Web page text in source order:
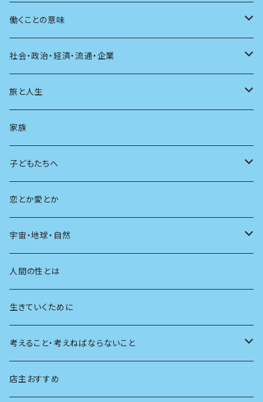
自伝・伝記
ファッション
建築
スポーツ
AIと社会
広告
マガジン
その他
アニメ
日本の芸能
海外絵本
童話
その他
その他
カウンセリング
人間関係
健康
料理
育児
日常生活
学ぶ楽しみ
働くことの意味
仕事のヒント
社会・政治・経済・流通・企業
過去
現在
未来
旅と人生
旅
人生
家族
子どもたちへ
教育
友達
学校
恋とか愛とか
宇宙・地球・自然
動物
植物
天体
生物
人間の性とは
生きていくために
考えること・考えねばならないこと
創元社 シリーズ「あいだで考える」
店主おすすめ